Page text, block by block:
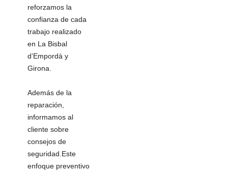
reforzamos la
confianza de cada
trabajo realizado
en La Bisbal
d’Empordà y
Girona.
Además de la
reparación,
informamos al
cliente sobre
consejos de
seguridad.Este
enfoque preventivo